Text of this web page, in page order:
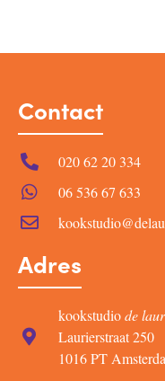
Contact
020 62 20 334
06 536 67 633
Adres
kookstudiode
Laurierstraat 250
1016 PT